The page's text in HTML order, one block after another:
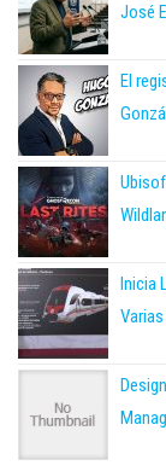
José
El
Inicia